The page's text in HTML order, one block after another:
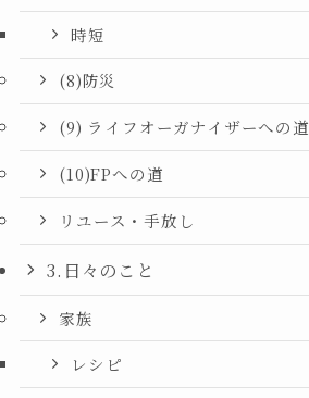
時短
(8)防災
(9) ライフオーガナイザーへの道
(10)FPへの道
リユース・手放し
3.日々のこと
家族
レシピ